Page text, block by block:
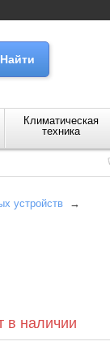
Климатическая
техника
устройств →
в наличии